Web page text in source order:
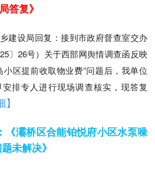
答复》
建设局回复：接到市政府督查室交办
〕26号）关于西部网舆情调查函反映
小区提前收取物业费”问题后，我单位
排专人进行现场调查核实，现答复
《灞桥区合能铂悦府小区水泵噪
未解决》